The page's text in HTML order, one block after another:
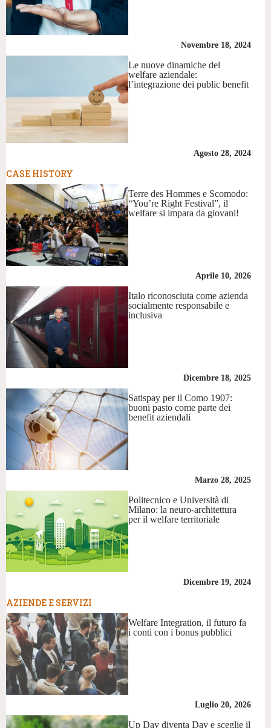
Novembre 18, 2024
Le nuove dinamiche del
welfare aziendale:
l’integrazione dei public benefit
Agosto 28, 2024
CASE HISTORY
Terre des Hommes e Scomodo:
“You’re Right Festival”, il
welfare si impara da giovani!
Aprile 10, 2026
Italo riconosciuta come azienda
socialmente responsabile e
inclusiva
Dicembre 18, 2025
Satispay per il Como 1907:
buoni pasto come parte dei
benefit aziendali
Marzo 28, 2025
Politecnico e Università di
Milano: la neuro-architettura
per il welfare territoriale
Dicembre 19, 2024
AZIENDE E SERVIZI
Welfare Integration, il futuro fa
i conti con i bonus pubblici
Luglio 20, 2026
Up Day diventa Day e sceglie il